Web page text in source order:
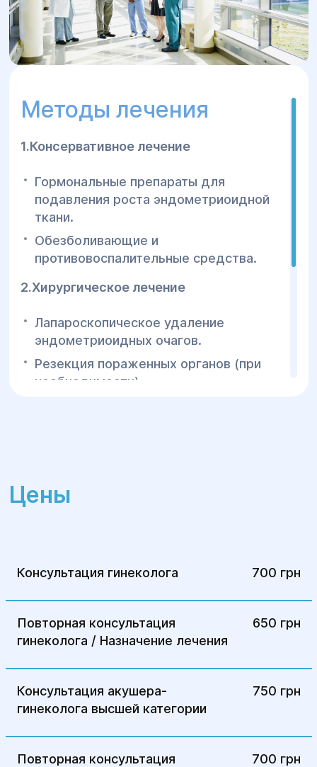
Методы лечения
1.Консервативное лечение
Гормональные препараты для
подавления роста эндометриоидной
ткани.
Обезболивающие и
противовоспалительные средства.
2.Хирургическое лечение
Лапароскопическое удаление
эндометриоидных очагов.
Резекция пораженных органов (при
необходимости).
Физиотерапия для восстановления
функций органов.
Цены
Консультация гинеколога 700 грн
Повторная консультация
гинеколога / Назначение лечения
650 грн
Консультация акушера-
гинеколога высшей категории
750 грн
Повторная консультация
700 грн